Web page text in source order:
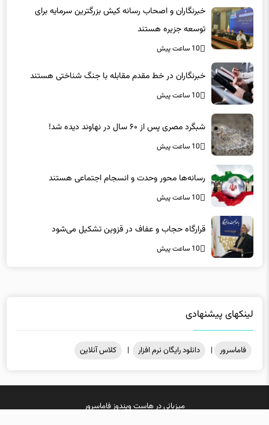
خبرنگاران و اصحاب رسانه کیش بزرگترین سرمایه برای
توسعه جزیره هستند
10 ساعت پیش
خبرنگاران در خط مقدم مقابله با جنگ شناختی هستند
10 ساعت پیش
شبگرد مصری پس از ۶۰ سال در نهاوند دیده شد!
10 ساعت پیش
رسانه‌ها محور وحدت و انسجام اجتماعی هستند
10 ساعت پیش
قرارگاه حجاب و عفاف در قزوین تشکیل می‌شود
10 ساعت پیش
لینکهای پیشنهادی
فاماسرور | دانلود رایگان نرم افزار | کلاس آنلاین
میزبانی درهاست ویندوزفاماسرور